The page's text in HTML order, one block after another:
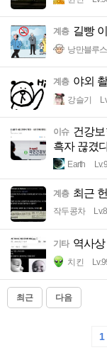
계층 길빵
낭만블루스
계층 야외
강슬기
이슈 건강
흑자 끊겼
Earth
계층 최근
작두콩차
기타 역사
치킨
최근 다음
1